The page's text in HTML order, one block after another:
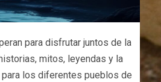
para disfrutar juntos de la
mitos, leyendas y la
los diferentes pueblos de